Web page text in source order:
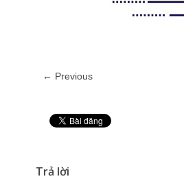
← Previous
Trả lời